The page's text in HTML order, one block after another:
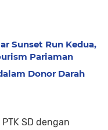
Sunset Run Kedua,
Pariaman
Donor Darah
SD dengan